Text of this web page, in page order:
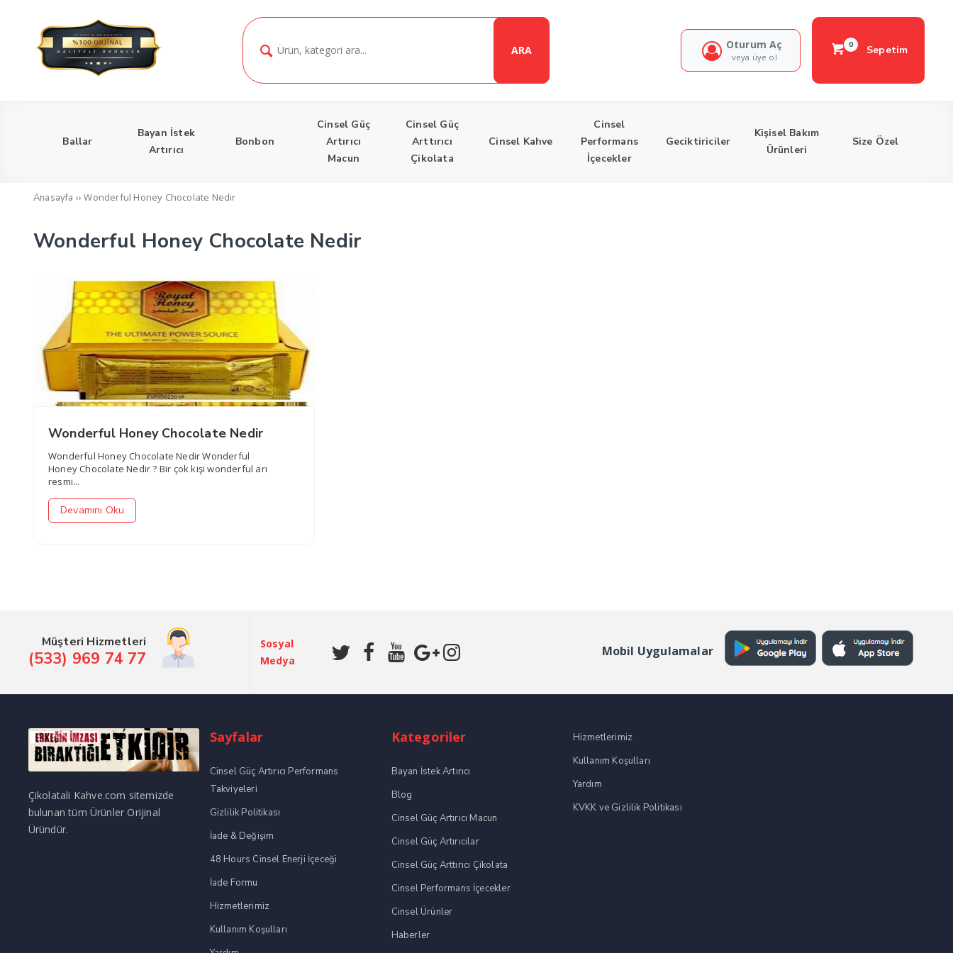
ARA Oturum Aç
veya üye ol
0 Sepetim
Ballar
Bayan İstek
Artırıcı
Bonbon
Cinsel Güç
Artırıcı
Macun
Cinsel Güç
Arttırıcı
Çikolata
Cinsel Kahve
Cinsel
Performans
İçecekler
Geciktiriciler
Kişisel Bakım
Ürünleri
Size Özel
Anasayfa ››Wonderful Honey Chocolate Nedir
Wonderful Honey Chocolate Nedir
Wonderful Honey Chocolate Nedir
Wonderful Honey Chocolate Nedir Wonderful
Honey Chocolate Nedir ? Bir çok kişi wonderful arı
resmi...
Devamını Oku
Müşteri Hizmetleri
(533) 969 74 77
Sosyal
Medya
Mobil Uygulamalar
Çikolatali Kahve.com sitemizde
bulunan tüm Ürünler Orijinal
Üründür.
Sayfalar
Cinsel Güç Artırıcı Performans
Takviyeleri
Gizlilik Politikası
İade & Değişim
48 Hours Cinsel Enerji İçeceği
İade Formu
Hizmetlerimiz
Kullanım Koşulları
Kategoriler
Bayan İstek Artırıcı
Blog
Cinsel Güç Artırıcı Macun
Cinsel Güç Artırıcılar
Cinsel Güç Arttırıcı Çikolata
Cinsel Performans İçecekler
Cinsel Ürünler
Haberler
Hizmetlerimiz
Kullanım Koşulları
Yardım
KVKK ve Gizlilik Politikası